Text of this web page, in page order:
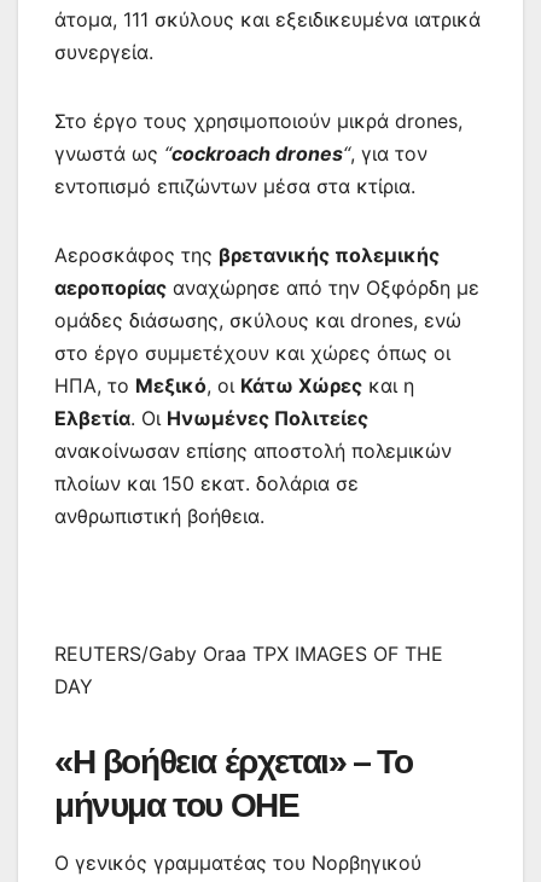
άτομα, 111 σκύλους και εξειδικευμένα ιατρικά
συνεργεία.
Στο έργο τους χρησιμοποιούν μικρά drones,
γνωστά ως “cockroach drones“, για τον
εντοπισμό επιζώντων μέσα στα κτίρια.
Αεροσκάφος της βρετανικής πολεμικής
αεροπορίας αναχώρησε από την Οξφόρδη με
ομάδες διάσωσης, σκύλους και drones, ενώ
στο έργο συμμετέχουν και χώρες όπως οι
ΗΠΑ, το Μεξικό, οι Κάτω Χώρες και η
Ελβετία. Οι Ηνωμένες Πολιτείες
ανακοίνωσαν επίσης αποστολή πολεμικών
πλοίων και 150 εκατ. δολάρια σε
ανθρωπιστική βοήθεια.
REUTERS/Gaby Oraa TPX IMAGES OF THE
DAY
«Η βοήθεια έρχεται» – Το
μήνυμα του ΟΗΕ
Ο γενικός γραμματέας του Νορβηγικού